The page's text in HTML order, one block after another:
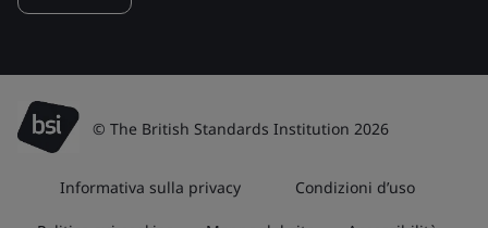
© The British Standards Institution 2026
Informativa sulla privacy Condizioni d’uso